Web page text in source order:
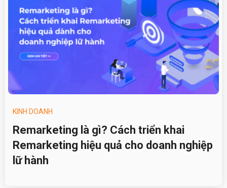
KINH DOANH
Remarketing là gì? Cách triển khai
Remarketing hiệu quả cho doanh nghiệp
lữ hành